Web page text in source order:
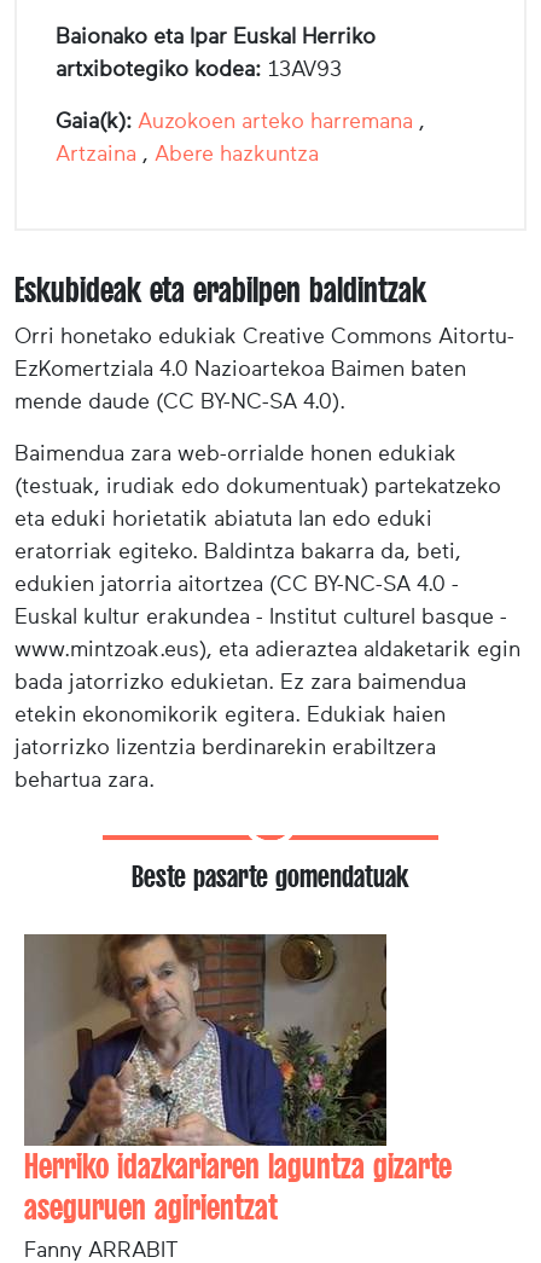
Baionako eta Ipar Euskal Herriko
artxibotegiko kodea: 13AV93
Gaia(k): Auzokoen arteko harremana ,
Artzaina , Abere hazkuntza
Eskubideak eta erabilpen baldintzak
Orri honetako edukiak Creative Commons Aitortu-
EzKomertziala 4.0 Nazioartekoa Baimen baten
mende daude (CC BY-NC-SA 4.0).
Baimendua zara web-orrialde honen edukiak
(testuak, irudiak edo dokumentuak) partekatzeko
eta eduki horietatik abiatuta lan edo eduki
eratorriak egiteko. Baldintza bakarra da, beti,
edukien jatorria aitortzea (CC BY-NC-SA 4.0 -
Euskal kultur erakundea - Institut culturel basque -
www.mintzoak.eus), eta adieraztea aldaketarik egin
bada jatorrizko edukietan. Ez zara baimendua
etekin ekonomikorik egitera. Edukiak haien
jatorrizko lizentzia berdinarekin erabiltzera
behartua zara.
Beste pasarte gomendatuak
Herriko idazkariaren laguntza gizarte
aseguruen agirientzat
Fanny ARRABIT